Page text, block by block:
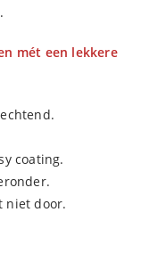
mét een lekkere
coating.
niet door.